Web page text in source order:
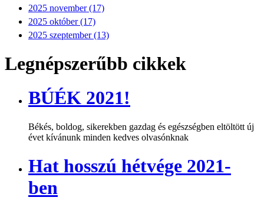
2025 november (17)
2025 október (17)
2025 szeptember (13)
Legnépszerűbb cikkek
BÚÉK 2021!
Békés, boldog, sikerekben gazdag és egészségben eltöltött új
évet kívánunk minden kedves olvasónknak
Hat hosszú hétvége 2021-
ben